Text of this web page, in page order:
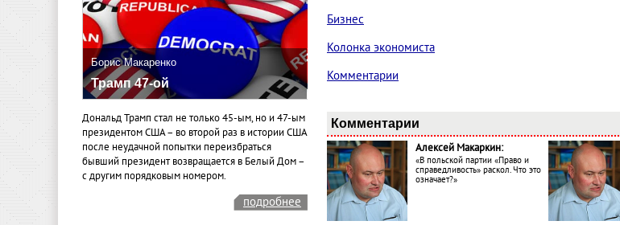
Борис Макаренко
Трамп 47-ой
Дональд Трамп стал не только 45-ым, но и 47-ым
президентом США – во второй раз в истории США
после неудачной попытки переизбраться
бывший президент возвращается в Белый Дом –
с другим порядковым номером.
подробнее
Бизнес
Колонка экономиста
Комментарии
Комментарии
Алексей Макаркин:
«В польской партии «Право и
справедливость» раскол. Что это
означает?»